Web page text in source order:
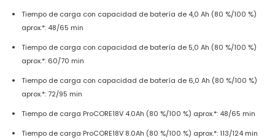
Tiempo de carga con capacidad de batería de 4,0 Ah (80 %/100 %)
aprox.*: 48/65 min
Tiempo de carga con capacidad de batería de 5,0 Ah (80 %/100 %)
aprox.*: 60/70 min
Tiempo de carga con capacidad de batería de 6,0 Ah (80 %/100 %)
aprox.*: 72/95 min
Tiempo de carga ProCORE18V 4.0Ah (80 %/100 %) aprox.*: 48/65 min
Tiempo de carga ProCORE18V 8.0Ah (80 %/100 %) aprox.*: 113/124 min